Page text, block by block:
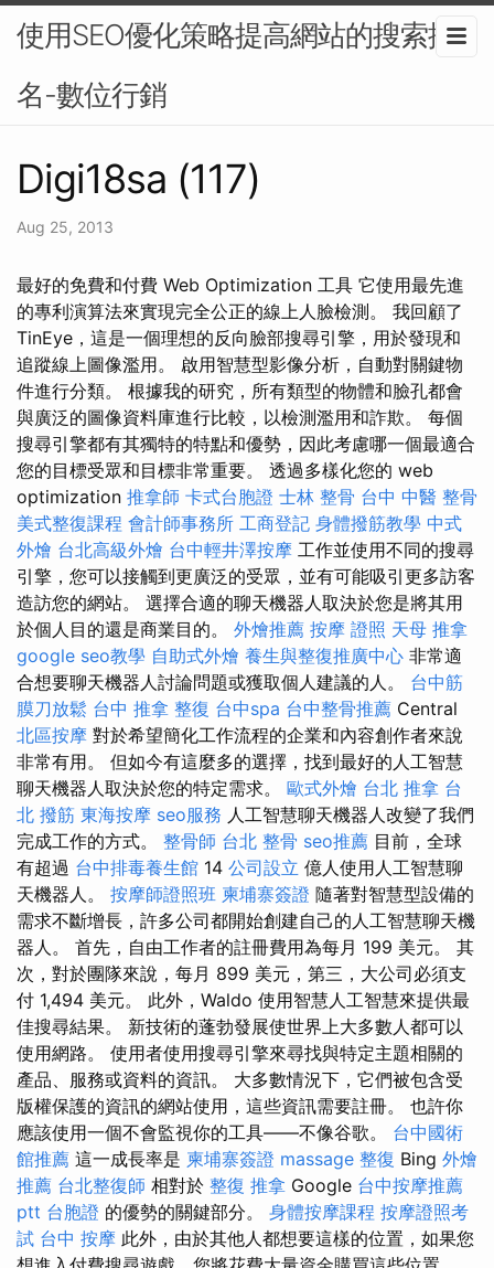
使用SEO優化策略提高網站的搜索排
名-數位行銷
Digi18sa (117)
Aug 25, 2013
最好的免費和付費 Web Optimization 工具 它使用最先進
的專利演算法來實現完全公正的線上人臉檢測。 我回顧了
TinEye，這是一個理想的反向臉部搜尋引擎，用於發現和
追蹤線上圖像濫用。 啟用智慧型影像分析，自動對關鍵物
件進行分類。 根據我的研究，所有類型的物體和臉孔都會
與廣泛的圖像資料庫進行比較，以檢測濫用和詐欺。 每個
搜尋引擎都有其獨特的特點和優勢，因此考慮哪一個最適合
您的目標受眾和目標非常重要。 透過多樣化您的 web
optimization 推拿師 卡式台胞證 士林 整骨 台中 中醫 整骨
美式整復課程 會計師事務所 工商登記 身體撥筋教學 中式
外燴 台北高級外燴 台中輕井澤按摩 工作並使用不同的搜尋
引擎，您可以接觸到更廣泛的受眾，並有可能吸引更多訪客
造訪您的網站。 選擇合適的聊天機器人取決於您是將其用
於個人目的還是商業目的。 外燴推薦 按摩 證照 天母 推拿
google seo教學 自助式外燴 養生與整復推廣中心 非常適
合想要聊天機器人討論問題或獲取個人建議的人。 台中筋
膜刀放鬆 台中 推拿 整復 台中spa 台中整骨推薦 Central
北區按摩 對於希望簡化工作流程的企業和內容創作者來說
非常有用。 但如今有這麼多的選擇，找到最好的人工智慧
聊天機器人取決於您的特定需求。 歐式外燴 台北 推拿 台
北 撥筋 東海按摩 seo服務 人工智慧聊天機器人改變了我們
完成工作的方式。 整骨師 台北 整骨 seo推薦 目前，全球
有超過 台中排毒養生館 14 公司設立 億人使用人工智慧聊
天機器人。 按摩師證照班 柬埔寨簽證 隨著對智慧型設備的
需求不斷增長，許多公司都開始創建自己的人工智慧聊天機
器人。 首先，自由工作者的註冊費用為每月 199 美元。 其
次，對於團隊來說，每月 899 美元，第三，大公司必須支
付 1,494 美元。 此外，Waldo 使用智慧人工智慧來提供最
佳搜尋結果。 新技術的蓬勃發展使世界上大多數人都可以
使用網路。 使用者使用搜尋引擎來尋找與特定主題相關的
產品、服務或資料的資訊。 大多數情況下，它們被包含受
版權保護的資訊的網站使用，這些資訊需要註冊。 也許你
應該使用一個不會監視你的工具——不像谷歌。 台中國術
館推薦 這一成長率是 柬埔寨簽證 massage 整復 Bing 外燴
推薦 台北整復師 相對於 整復 推拿 Google 台中按摩推薦
ptt 台胞證 的優勢的關鍵部分。 身體按摩課程 按摩證照考
試 台中 按摩 此外，由於其他人都想要這樣的位置，如果您